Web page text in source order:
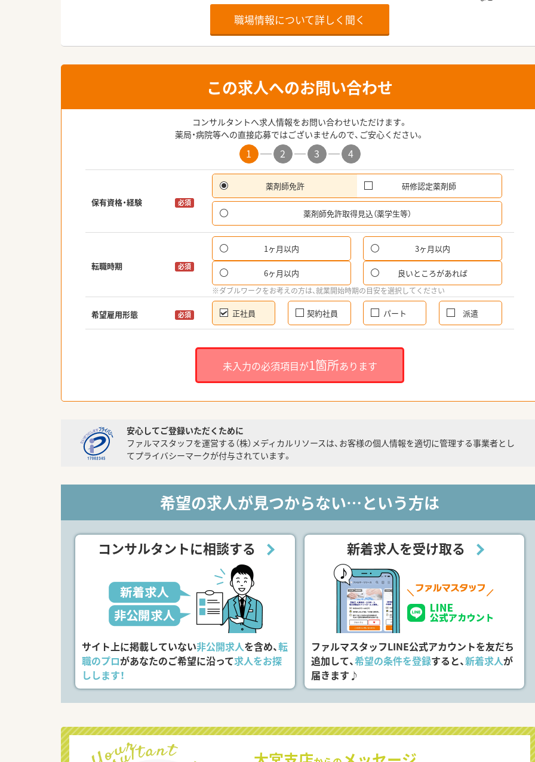
職場情報について詳しく聞く
この求人へのお問い合わせ
コンサルタントへ求人情報をお問い合わせいただけます。
薬局・病院等への直接応募ではございませんので、ご安心ください。
1 2 3 4
保有資格・経験 必須
薬剤師免許 研修認定薬剤師
薬剤師免許取得見込（薬学生等）
転職時期 必須
1ヶ月以内 3ヶ月以内
6ヶ月以内 良いところがあれば
※ダブルワークをお考えの方は、就業開始時期の目安を選択してください
希望雇用形態 必須 正社員 契約社員 パート 派遣
未入力の必須項目が1箇所あります
安心してご登録いただくために
ファルマスタッフを運営する（株）メディカルリソースは、お客様の個人情報を適切に管理する事業者とし
てプライバシーマークが付与されています。
希望の求人が見つからない…という方は
コンサルタントに相談する
サイト上に掲載していない非公開求人を含め、転
職のプロがあなたのご希望に沿って求人をお探
しします！
新着求人を受け取る
ファルマスタッフLINE公式アカウントを友だち
追加して、希望の条件を登録すると、新着求人が
届きます♪